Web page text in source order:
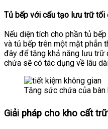
Tủ bếp với cấu tạo lưu trữ tối
Nếu diện tích cho phần tủ
và tủ bếp trên một mặt phẳn
đây để tăng khả năng lưu trữ
chứa sẽ có tác dụng về lâu
Tăng sức chứa của bàn
Giải pháp cho kho cất